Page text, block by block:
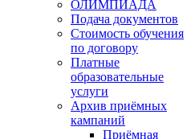
ОЛИМПИАДА
Подача документов
Стоимость обучения
по договору
Платные
образовательные
услуги
Архив приёмных
кампаний
Приёмная